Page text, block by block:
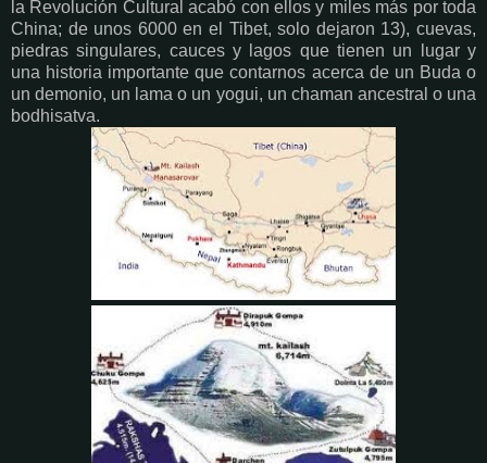
la Revolución Cultural acabó con ellos y miles más por toda
China; de unos 6000 en el Tibet, solo dejaron 13), cuevas,
piedras singulares, cauces y lagos que tienen un lugar y
una historia importante que contarnos acerca de un Buda o
un demonio, un lama o un yogui, un chaman ancestral o una
bodhisatva.